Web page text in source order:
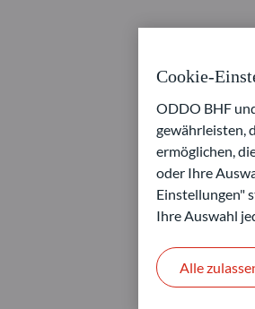
Cookie-
ODDO BHF
gewährleisten,
ermöglichen,
oder Ihre
Einstellungen"
Ihre Auswahl
Alle